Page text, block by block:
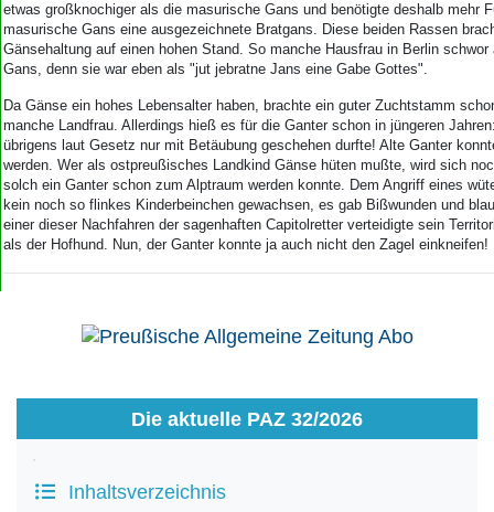
etwas großknochiger als die masurische Gans und benötigte deshalb mehr
masurische Gans eine ausgezeichnete Bratgans. Diese beiden Rassen
Gänsehaltung auf einen hohen Stand. So manche Hausfrau in Berlin
Gans, denn sie war eben als "jut jebratne Jans eine Gabe Gottes".
Da Gänse ein hohes Lebensalter haben, brachte ein guter Zuchtstamm
manche Landfrau. Allerdings hieß es für die Ganter schon in jüngeren
übrigens laut Gesetz nur mit Betäubung geschehen durfte! Alte Ganter
werden. Wer als ostpreußisches Landkind Gänse hüten mußte, wird sich
solch ein Ganter schon zum Alptraum werden konnte. Dem Angriff eines
kein noch so flinkes Kinderbeinchen gewachsen, es gab Bißwunden und
einer dieser Nachfahren der sagenhaften Capitolretter verteidigte sein
als der Hofhund. Nun, der Ganter konnte ja auch nicht den Zagel einkneifen!
Die aktuelle PAZ 32/2026
Inhaltsverzeichnis